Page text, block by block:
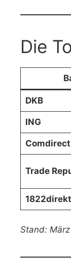
Die
DKB
ING
Comdirect
Trade
1822direkt
Stand: